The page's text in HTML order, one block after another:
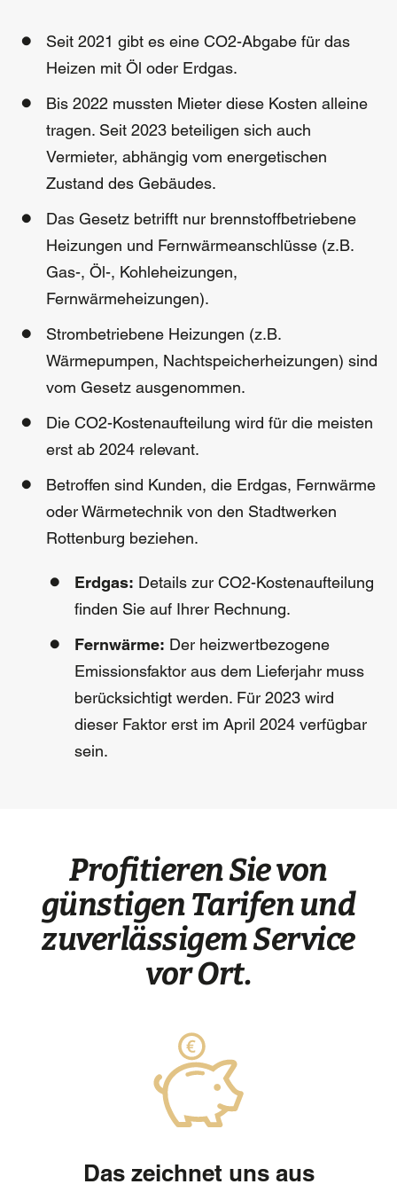
Seit 2021 gibt es eine CO2-Abgabe für das
Heizen mit Öl oder Erdgas.
Bis 2022 mussten Mieter diese Kosten alleine
tragen. Seit 2023 beteiligen sich auch
Vermieter, abhängig vom energetischen
Zustand des Gebäudes.
Das Gesetz betrifft nur brennstoffbetriebene
Heizungen und Fernwärmeanschlüsse (z.B.
Gas-, Öl-, Kohleheizungen,
Fernwärmeheizungen).
Strombetriebene Heizungen (z.B.
Wärmepumpen, Nachtspeicherheizungen) sind
vom Gesetz ausgenommen.
Die CO2-Kostenaufteilung wird für die meisten
erst ab 2024 relevant.
Betroffen sind Kunden, die Erdgas, Fernwärme
oder Wärmetechnik von den Stadtwerken
Rottenburg beziehen.
Erdgas: Details zur CO2-Kostenaufteilung
finden Sie auf Ihrer Rechnung.
Fernwärme: Der heizwertbezogene
Emissionsfaktor aus dem Lieferjahr muss
berücksichtigt werden. Für 2023 wird
dieser Faktor erst im April 2024 verfügbar
sein.
Profitieren Sie von
günstigen Tarifen und
zuverlässigem Service
vor Ort.
Das zeichnet uns aus